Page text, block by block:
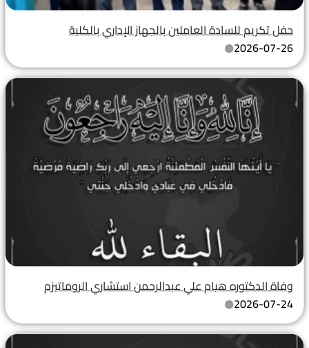
حفل تكريم للسادة العاملين بالجهاز الإداري بالكلية
2026-07-26
وفاة الدكتوره هيام علي عبدالرحمن استشاري الروماتيزم
2026-07-24